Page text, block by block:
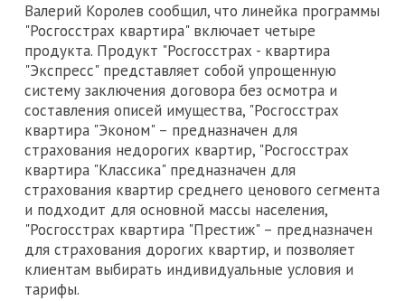
Валерий Королев сообщил, что линейка программы
"Росгосстрах квартира" включает четыре
продукта. Продукт "Росгосстрах - квартира
"Экспресс" представляет собой упрощенную
систему заключения договора без осмотра и
составления описей имущества, "Росгосстрах
квартира "Эконом" – предназначен для
страхования недорогих квартир, "Росгосстрах
квартира "Классика" предназначен для
страхования квартир среднего ценового сегмента
и подходит для основной массы населения,
"Росгосстрах квартира "Престиж" – предназначен
для страхования дорогих квартир, и позволяет
клиентам выбирать индивидуальные условия и
тарифы.